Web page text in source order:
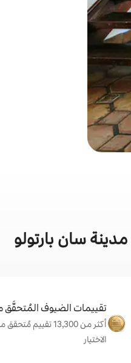
سان بارتولو
تقييمات الضيوف المُتحقَّق
أكثر من 13,300
الاختيار